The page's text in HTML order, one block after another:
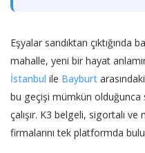
Eşyalar sandıktan çıktığında
mahalle, yeni bir hayat
İstanbul ile Bayburt
bu geçişi mümkün olduğunca
çalışır. K3 belgeli, sigortalı
firmalarını tek platformda